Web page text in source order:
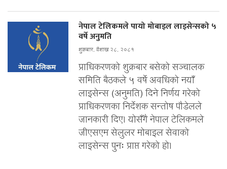
नेपाल टेलिकमले पायो मोबाइल लाइसेन्सको ५
वर्षे अनुमति
शुक्रबार, वैशाख २८, २०८१
प्राधिकरणको शुक्रबार बसेको सञ्चालक
समिति बैठकले ५ वर्षे अवधिको नयाँ
लाइसेन्स (अनुमति) दिने निर्णय गरेको
प्राधिकरणका निर्देशक सन्तोष पौडेलले
जानकारी दिए। योसँगै नेपाल टेलिकमले
जीएसएम सेलुलर मोबाइल सेवाको
लाइसेन्स पुनः प्राप्त गरेको हो।